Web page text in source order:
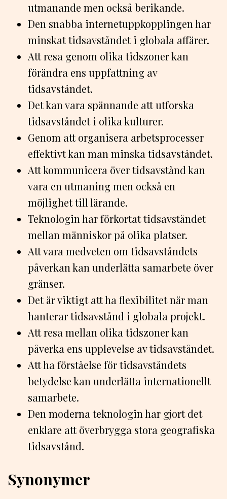
utmanande men också berikande.
Den snabba internetuppkopplingen har
minskat tidsavståndet i globala affärer.
Att resa genom olika tidszoner kan
förändra ens uppfattning av
tidsavståndet.
Det kan vara spännande att utforska
tidsavståndet i olika kulturer.
Genom att organisera arbetsprocesser
effektivt kan man minska tidsavståndet.
Att kommunicera över tidsavstånd kan
vara en utmaning men också en
möjlighet till lärande.
Teknologin har förkortat tidsavståndet
mellan människor på olika platser.
Att vara medveten om tidsavståndets
påverkan kan underlätta samarbete över
gränser.
Det är viktigt att ha flexibilitet när man
hanterar tidsavstånd i globala projekt.
Att resa mellan olika tidszoner kan
påverka ens upplevelse av tidsavståndet.
Att ha förståelse för tidsavståndets
betydelse kan underlätta internationellt
samarbete.
Den moderna teknologin har gjort det
enklare att överbrygga stora geografiska
tidsavstånd.
Synonymer